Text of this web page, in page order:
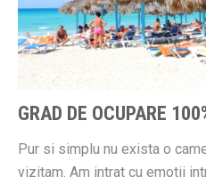
GRAD DE OCUPARE
Pur si simplu nu exista o
vizitam. Am intrat cu emotii